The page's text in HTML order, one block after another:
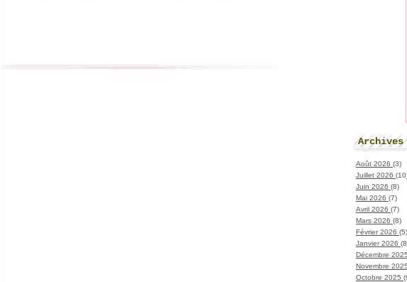
Archives
Août 2026 (3)
Juillet 2026
Juin 2026 (8)
Mai 2026 (7)
Avril 2026 (7)
Mars 2026 (8)
Février 2026 (5)
Janvier 2026
Décembre 2025
Novembre 2025
Octobre 2025